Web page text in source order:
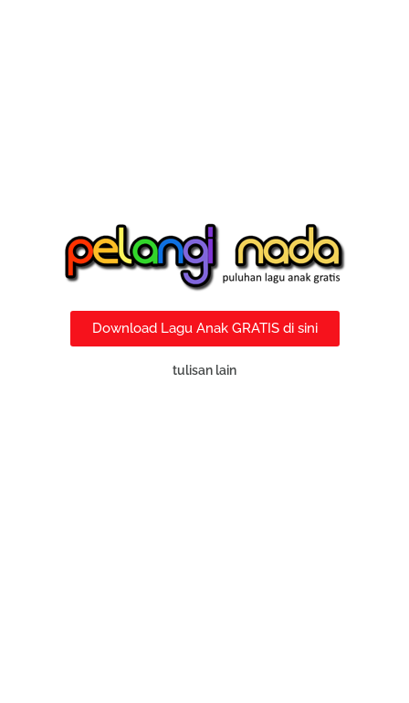
Download Lagu Anak GRATIS di sini
tulisan lain